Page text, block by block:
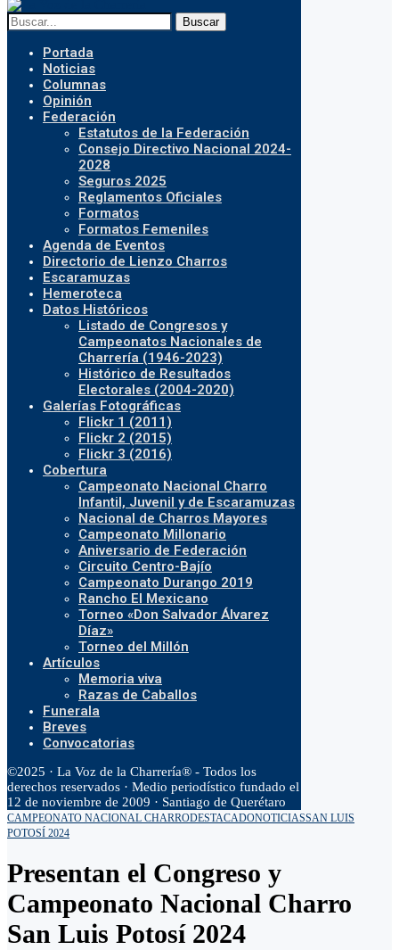
Buscar
Portada
Noticias
Columnas
Opinión
Federación
Estatutos de la Federación
Consejo Directivo Nacional 2024-
2028
Seguros 2025
Reglamentos Oficiales
Formatos
Formatos Femeniles
Agenda de Eventos
Directorio de Lienzo Charros
Escaramuzas
Hemeroteca
Datos Históricos
Listado de Congresos y
Campeonatos Nacionales de
Charrería (1946-2023)
Histórico de Resultados
Electorales (2004-2020)
Galerías Fotográficas
Flickr 1 (2011)
Flickr 2 (2015)
Flickr 3 (2016)
Cobertura
Campeonato Nacional Charro
Infantil, Juvenil y de Escaramuzas
Nacional de Charros Mayores
Campeonato Millonario
Aniversario de Federación
Circuito Centro-Bajío
Campeonato Durango 2019
Rancho El Mexicano
Torneo «Don Salvador Álvarez
Díaz»
Torneo del Millón
Artículos
Memoria viva
Razas de Caballos
Funerala
Breves
Convocatorias
©2025 · La Voz de la Charrería® - Todos los
derechos reservados · Medio periodístico fundado el
12 de noviembre de 2009 · Santiago de Querétaro
CAMPEONATO NACIONAL CHARRODESTACADONOTICIASSAN LUIS
POTOSÍ 2024
Presentan el Congreso y
Campeonato Nacional Charro
San Luis Potosí 2024